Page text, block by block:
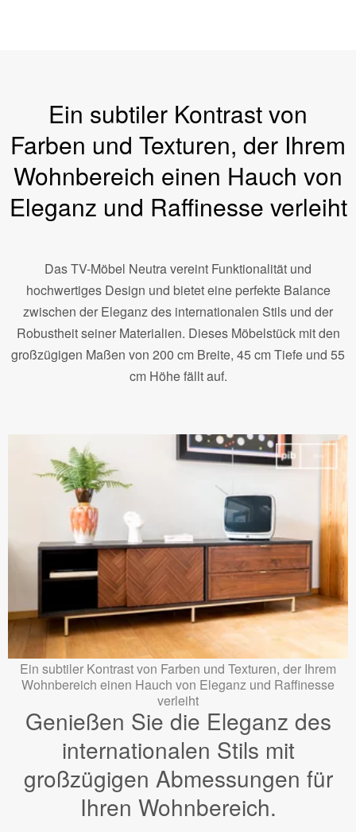
Ein subtiler Kontrast von
Farben und Texturen, der Ihrem
Wohnbereich einen Hauch von
Eleganz und Raffinesse verleiht
Das TV-Möbel Neutra vereint Funktionalität und
hochwertiges Design und bietet eine perfekte Balance
zwischen der Eleganz des internationalen Stils und der
Robustheit seiner Materialien. Dieses Möbelstück mit den
großzügigen Maßen von 200 cm Breite, 45 cm Tiefe und 55
cm Höhe fällt auf.
Ein subtiler Kontrast von Farben und Texturen, der Ihrem
Wohnbereich einen Hauch von Eleganz und Raffinesse
verleiht
Genießen Sie die Eleganz des
internationalen Stils mit
großzügigen Abmessungen für
Ihren Wohnbereich.